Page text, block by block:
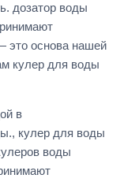
дозатор воды
это основа нашей
кулер для воды
в
кулер для воды
воды